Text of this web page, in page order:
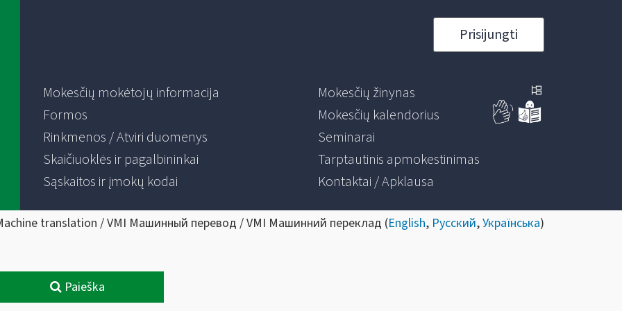
Prisijungti
Mokesčių mokėtojų informacija
Formos
Rinkmenos / Atviri duomenys
Skaičiuoklės ir pagalbininkai
Sąskaitos ir įmokų kodai
Mokesčių žinynas
Mokesčių kalendorius
Seminarai
Tarptautinis apmokestinimas
Kontaktai / Apklausa
translation / VMI Машинный перевод / VMI Машинний переклад (English, Русский,Українська)
Paieška